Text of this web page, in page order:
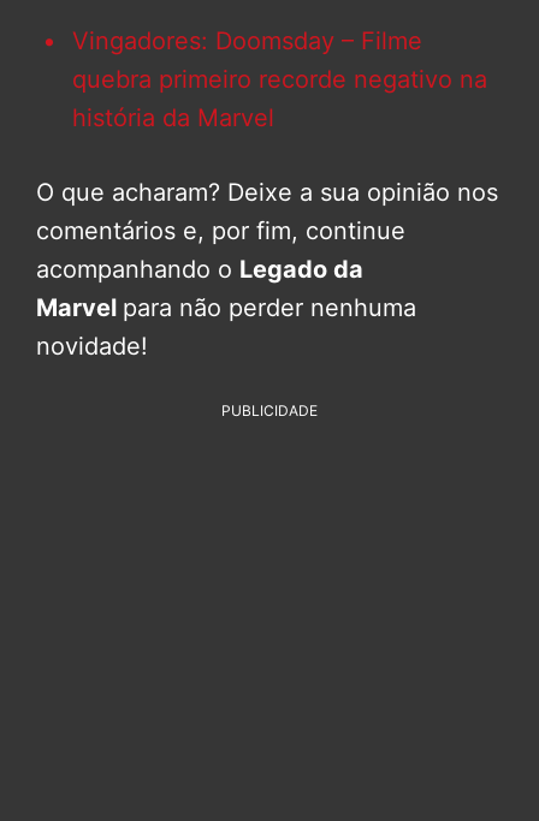
Vingadores: Doomsday – Filme
quebra primeiro recorde negativo na
história da Marvel
O que acharam? Deixe a sua opinião nos
comentários e, por fim, continue
acompanhando o Legado da
Marvel para não perder nenhuma
novidade!
PUBLICIDADE